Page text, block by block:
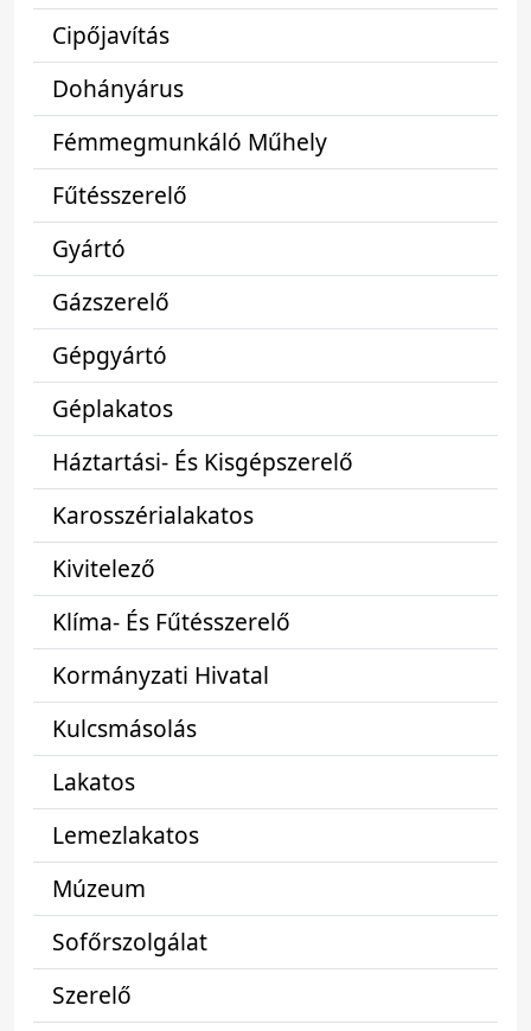
Cipőjavítás
Dohányárus
Fémmegmunkáló Műhely
Fűtésszerelő
Gyártó
Gázszerelő
Gépgyártó
Géplakatos
Háztartási- És Kisgépszerelő
Karosszérialakatos
Kivitelező
Klíma- És Fűtésszerelő
Kormányzati Hivatal
Kulcsmásolás
Lakatos
Lemezlakatos
Múzeum
Sofőrszolgálat
Szerelő